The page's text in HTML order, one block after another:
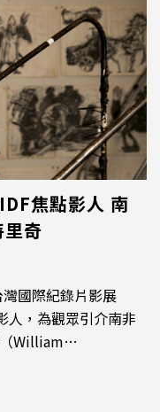
焦點影人 南
奇
國際紀錄片影展
人，為觀眾引介南非
William
、雕塑及劇場，獲
一。他的創作根植於